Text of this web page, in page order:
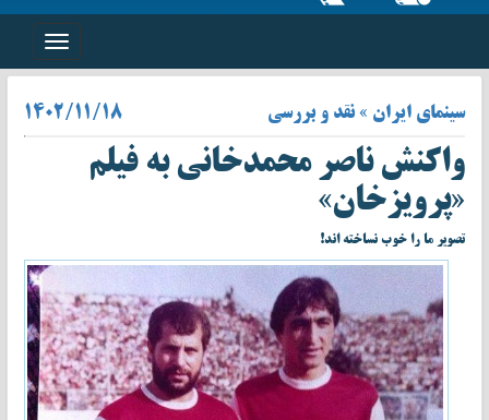
Toggle
سینمای ایران » نقد و بررسی ۱۴۰۲/۱۱/۱۸
واکنش ناصر محمدخانی به فیلم
«پرویزخان»
تصویر ما را خوب نساخته اند!